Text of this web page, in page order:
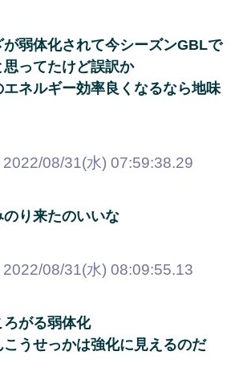
が弱体化されて今シーズンGBLで
ってたけど誤訳か
ネルギー効率良くなるなら地味
2022/08/31(水) 07:59:38.29
り来たのいいな
2022/08/31(水) 08:09:55.13
がる弱体化
うせっかは強化に見えるのだ